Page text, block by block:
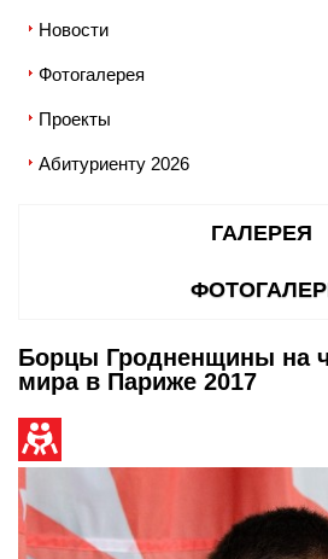
Новости
Фотогалерея
Проекты
Абитуриенту 2026
ГАЛЕРЕЯ
Борцы Гродненщины на
мира в Париже 2017